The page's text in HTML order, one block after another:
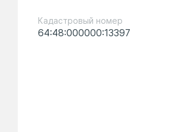
Кадастровый номер
64:48:000000:13397